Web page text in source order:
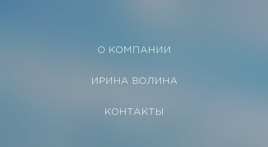
О КОМПАНИИ
ИРИНА ВОЛИНА
КОНТАКТЫ